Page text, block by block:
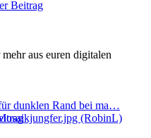
Beitrag
aus euren digitalen
dunklen Rand bei ma…